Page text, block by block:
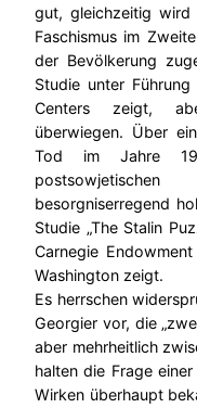
gut, gleichzeitig
Faschismus im
der Bevölkerung
Studie unter
Centers zeigt,
überwiegen. Über
Tod im Jahre
besorgniserregend
Studie „The Stalin
Carnegie
Washington zeigt.
Es herrschen
Georgier vor, die
aber mehrheitlich
halten die Frage
Wirken überhaupt